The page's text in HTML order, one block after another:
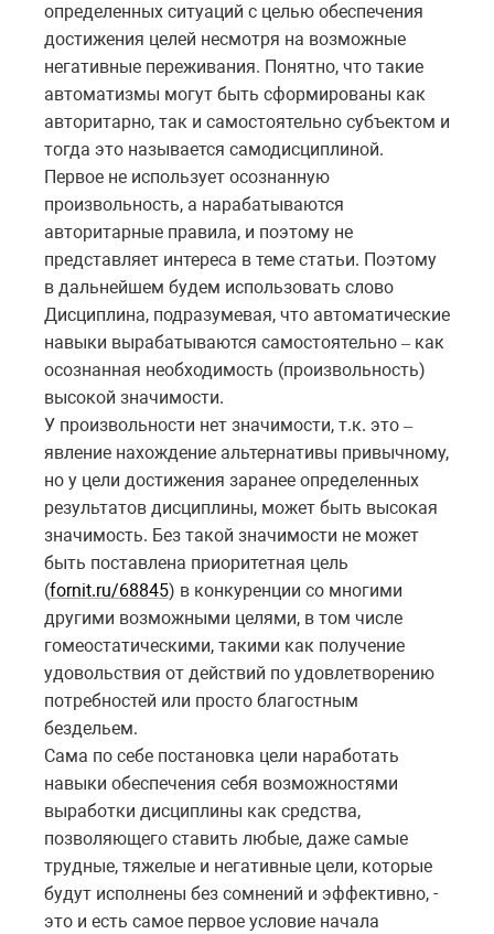
определенных ситуаций с целью обеспечения
достижения целей несмотря на возможные
негативные переживания. Понятно, что такие
автоматизмы могут быть сформированы как
авторитарно, так и самостоятельно субъектом и
тогда это называется самодисциплиной.
Первое не использует осознанную
произвольность, а нарабатываются
авторитарные правила, и поэтому не
представляет интереса в теме статьи. Поэтому
в дальнейшем будем использовать слово
Дисциплина, подразумевая, что автоматические
навыки вырабатываются самостоятельно – как
осознанная необходимость (произвольность)
высокой значимости.
У произвольности нет значимости, т.к. это –
явление нахождение альтернативы привычному,
но у цели достижения заранее определенных
результатов дисциплины, может быть высокая
значимость. Без такой значимости не может
быть поставлена приоритетная цель
(fornit.ru/68845) в конкуренции со многими
другими возможными целями, в том числе
гомеостатическими, такими как получение
удовольствия от действий по удовлетворению
потребностей или просто благостным
бездельем.
Сама по себе постановка цели наработать
навыки обеспечения себя возможностями
выработки дисциплины как средства,
позволяющего ставить любые, даже самые
трудные, тяжелые и негативные цели, которые
будут исполнены без сомнений и эффективно, -
это и есть самое первое условие начала